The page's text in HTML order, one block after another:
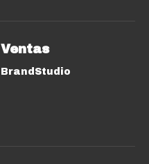
Ventas
BrandStudio